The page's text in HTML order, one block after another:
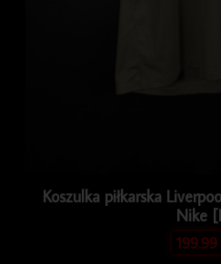
Koszulka piłkarska
Nike
199.99